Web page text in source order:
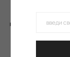
НОВИНКА